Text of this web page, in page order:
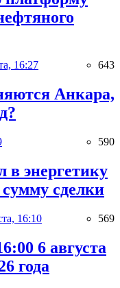
16:27 643
Анкара,
590
в энергетику
сделки
16:10 569
6 августа
года